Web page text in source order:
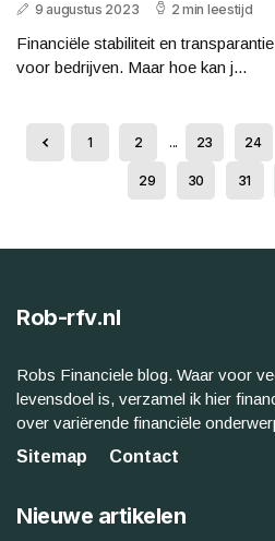
9 augustus 2023 2 min leestijd
Financiële stabiliteit en
voor bedrijven. Maar hoe kan j...
1 2 ... 23 24
29 30 31
Rob-rfv.nl
Robs Financiele blog. Waar voor
levensdoel is, verzamel ik hier
over variërende financiële
Sitemap
Contact
Nieuwe artikelen